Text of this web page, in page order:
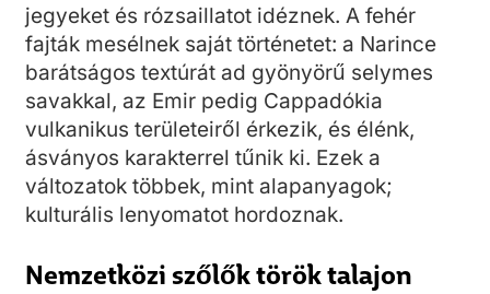
jegyeket és rózsaillatot idéznek. A fehér
fajták mesélnek saját történetet: a Narince
barátságos textúrát ad gyönyörű selymes
savakkal, az Emir pedig Cappadókia
vulkanikus területeiről érkezik, és élénk,
ásványos karakterrel tűnik ki. Ezek a
változatok többek, mint alapanyagok;
kulturális lenyomatot hordoznak.
Nemzetközi szőlők török talajon